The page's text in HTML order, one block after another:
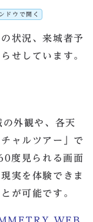
ドウで開く
状況、来城者予
せしています。
外観や、各天
ャルツアー」で
度見られる画面
実を体験できま
が可能です。